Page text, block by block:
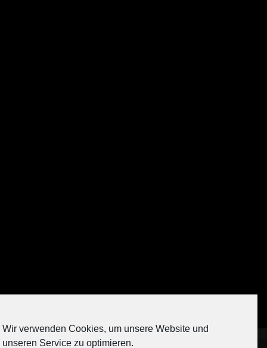
[contact-form-7 404 "Nicht gefunden"]
Wir verwenden Cookies, um unsere Website und
unseren Service zu optimieren.